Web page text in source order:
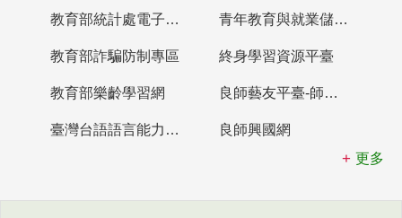
教育部統計處電子書櫃 青年教育與就業儲蓄帳戶
教育部詐騙防制專區 終身學習資源平臺
教育部樂齡學習網 良師藝友平臺-師資培育整合平臺
臺灣台語語言能力認證網站
良師興國網
更多